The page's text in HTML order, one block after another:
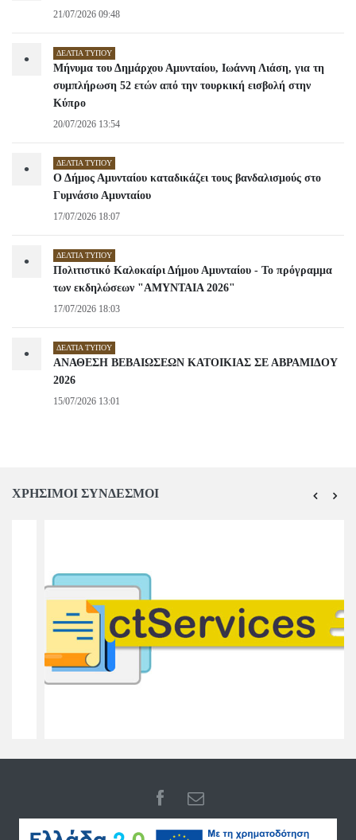
21/07/2026 09:48
• ΔΕΛΤΊΑ ΤΎΠΟΥ
Μήνυμα του Δημάρχου Αμυνταίου, Ιωάννη Λιάση, για τη
συμπλήρωση 52 ετών από την τουρκική εισβολή στην
Κύπρο
20/07/2026 13:54
• ΔΕΛΤΊΑ ΤΎΠΟΥ
Ο Δήμος Αμυνταίου καταδικάζει τους βανδαλισμούς στο
Γυμνάσιο Αμυνταίου
17/07/2026 18:07
• ΔΕΛΤΊΑ ΤΎΠΟΥ
Πολιτιστικό Καλοκαίρι Δήμου Αμυνταίου - Το πρόγραμμα
των εκδηλώσεων "ΑΜΥΝΤΑΙΑ 2026"
17/07/2026 18:03
• ΔΕΛΤΊΑ ΤΎΠΟΥ
ΑΝΑΘΕΣΗ ΒΕΒΑΙΩΣΕΩΝ ΚΑΤΟΙΚΙΑΣ ΣΕ ΑΒΡΑΜΙΔΟΥ
2026
15/07/2026 13:01
ΧΡΗΣΙΜΟΙ ΣΥΝΔΕΣΜΟΙ